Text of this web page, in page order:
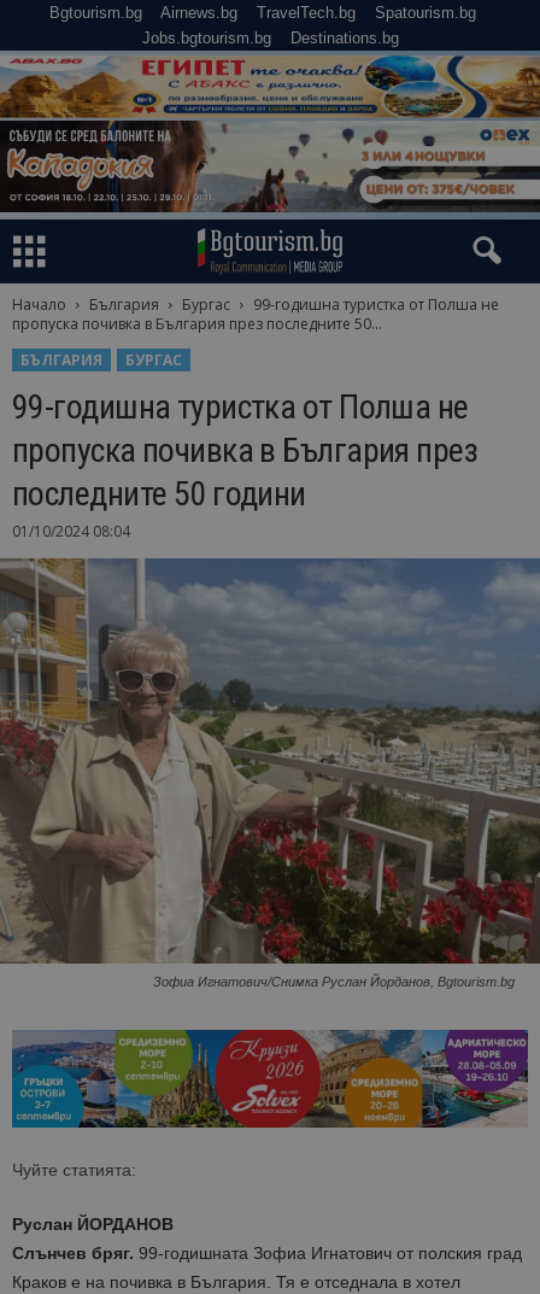
Bgtourism.bg Airnews.bg TravelTech.bg
Spatourism.bg
Jobs.bgtourism.bg
Destinations.bg
Начало България Бургас
99-годишна туристка от Полша не
пропуска почивка в България през последните 50...
БЪЛГАРИЯ
БУРГАС
99-годишна туристка от Полша не
пропуска почивка в България през
последните 50 години
01/10/2024 08:04
Зофиа Игнатович/Снимка Руслан Йорданов, Bgtourism.bg
Чуйте статията:
Руслан ЙОРДАНОВ
Слънчев бряг. 99-годишната Зофиа Игнатович от полския град
Краков е на почивка в България. Тя е отседнала в хотел